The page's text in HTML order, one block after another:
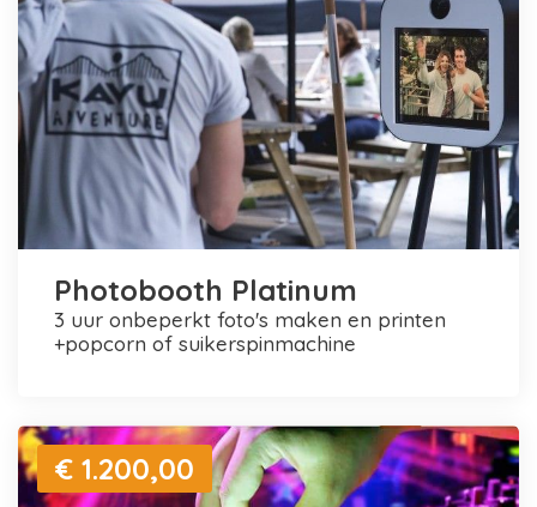
Photobooth Platinum
3 uur onbeperkt foto's maken en printen
+popcorn of suikerspinmachine
€ 1.200,00